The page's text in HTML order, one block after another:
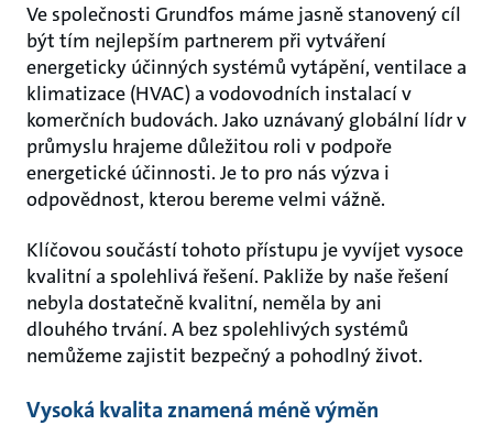
Ve společnosti Grundfos máme jasně stanovený cíl
být tím nejlepším partnerem při vytváření
energeticky účinných systémů vytápění, ventilace a
klimatizace (HVAC) a vodovodních instalací v
komerčních budovách. Jako uznávaný globální lídr v
průmyslu hrajeme důležitou roli v podpoře
energetické účinnosti. Je to pro nás výzva i
odpovědnost, kterou bereme velmi vážně.
Klíčovou součástí tohoto přístupu je vyvíjet vysoce
kvalitní a spolehlivá řešení. Pakliže by naše řešení
nebyla dostatečně kvalitní, neměla by ani
dlouhého trvání. A bez spolehlivých systémů
nemůžeme zajistit bezpečný a pohodlný život.
Vysoká kvalita znamená méně výměn